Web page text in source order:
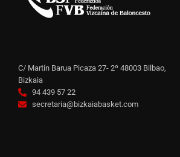
C/ Martín Barua Picaza 27- 2º 48003 Bilbao,
Bizkaia
94 439 57 22
secretaria@bizkaiabasket.com